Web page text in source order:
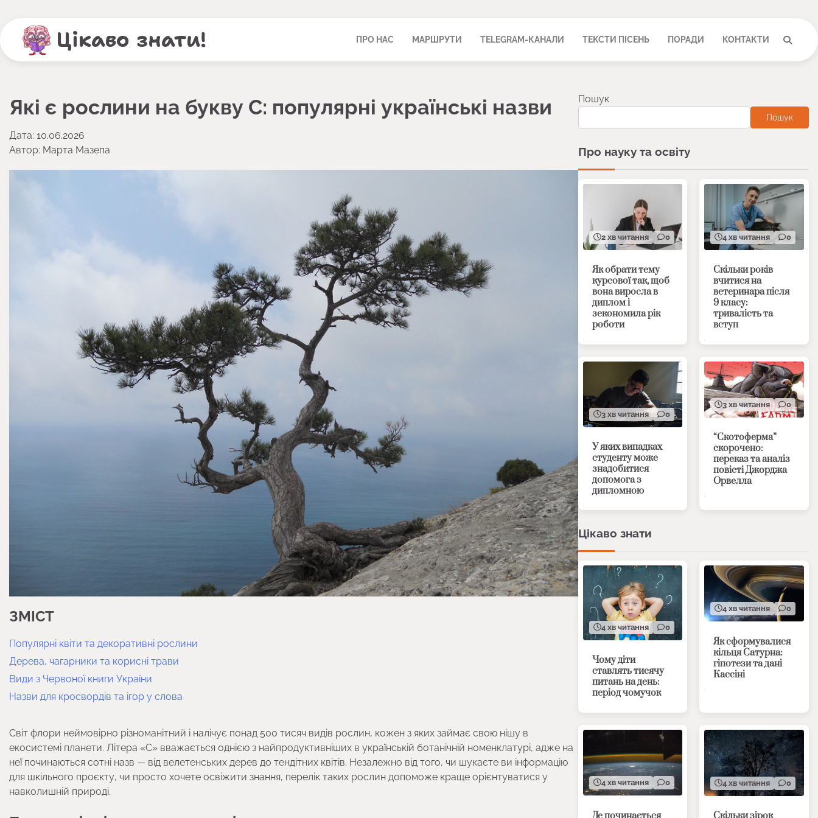
вмісту
Цікаво знати! ПРО НАС МАРШРУТИ TELEGRAM-КАНАЛИ ТЕКСТИ ПІСЕНЬ ПОРАДИ КОНТАКТИ
Які є рослини на букву С: популярні українські назви
Дата: 10.06.2026
Автор: Марта Мазепа
ЗМІСТ
Популярні квіти та декоративні рослини
Дерева, чагарники та корисні трави
Види з Червоної книги України
Назви для кросвордів та ігор у слова
Світ флори неймовірно різноманітний і налічує понад 500 тисяч видів рослин, кожен з яких займає свою нішу в
екосистемі планети. Літера «С» вважається однією з найпродуктивніших в українській ботанічній номенклатурі, адже на
неї починаються сотні назв — від велетенських дерев до тендітних квітів. Незалежно від того, чи шукаєте ви інформацію
для шкільного проєкту, чи просто хочете освіжити знання, перелік таких рослин допоможе краще орієнтуватися у
навколишній природі.
Пошук
Пошук
Про науку та освіту
2 хв читання 0
Як обрати тему
курсової так, щоб
вона виросла в
диплом і
зекономила рік
роботи
4 хв читання 0
Скільки років
вчитися на
ветеринара після
9 класу:
тривалість та
вступ
3 хв читання 0
У яких випадках
студенту може
знадобитися
допомога з
дипломною
3 хв читання 0
“Скотоферма”
скорочено:
переказ та аналіз
повісті Джорджа
Орвелла
Цікаво знати
4 хв читання 0
Чому діти
ставлять тисячу
питань на день:
період чомучок
4 хв читання 0
Як сформувалися
кільця Сатурна:
гіпотези та дані
Кассіні
4 хв читання 0
Де починається
4 хв читання 0